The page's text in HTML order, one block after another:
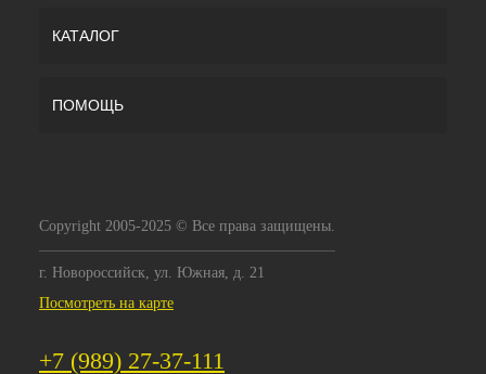
КАТАЛОГ
ПОМОЩЬ
Copyright 2005-2025 © Все права защищены.
г. Новороссийск, ул. Южная, д. 21
Посмотреть на карте
+7 (989) 27-37-111